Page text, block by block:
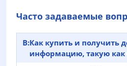
Часто задаваемые
В:Как купить и получить
информацию, такую как